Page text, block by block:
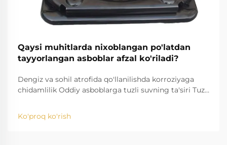
Qaysi muhitlarda nixoblangan po'latdan
tayyorlangan asboblar afzal ko'riladi?
Dengiz va sohil atrofida qo'llanilishda korroziyaga
chidamlilik Oddiy asboblarga tuzli suvning ta'siri Tuzli
xavfini keltirib chiqaradi. Yuqori tuzlilik natijasida ...
Ko'proq ko'rish